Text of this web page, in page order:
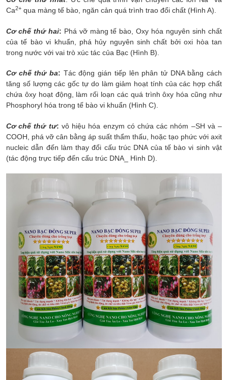
Сa2+ qua màng tế bào, ngăn cản quá trình trao đổi chất (Hình A).
Cơ chế thứ hai: Phá vỡ màng tế bào, Oxy hóa nguyên sinh chất
của tế bào vi khuẩn, phá hủy nguyên sinh chất bởi oxi hòa tan
trong nước với vai trò xúc tác của Bạc (Hình B).
Cơ chế thứ ba: Tác động gián tiếp lên phân tử DNA bằng cách
tăng số lượng các gốc tự do làm giảm hoạt tính của các hợp chất
chứa ôxy hoạt động, làm rối loạn các quá trình ôxy hóa cũng như
Phosphoryl hóa trong tế bào vi khuẩn (Hình C).
Cơ chế thứ tư: vô hiệu hóa enzym có chứa các nhóm –SH và –
COOH, phá vỡ cân bằng áp suất thẩm thấu, hoặc tạo phức với axit
nucleic dẫn đến làm thay đổi cấu trúc DNA của tế bào vi sinh vật
(tác động trực tiếp đến cấu trúc DNA_ Hình D).